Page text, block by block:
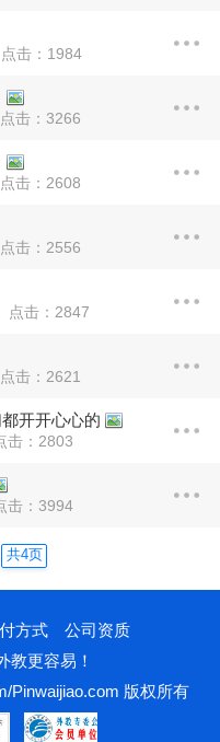
点击：1984
点击：3266
点击：2608
点击：2556
点击：2847
点击：2621
开开心心的
击：2803
击：3994
共4页
方式
公司资质
教更容易！
Pinwaijiao.com 版权所有